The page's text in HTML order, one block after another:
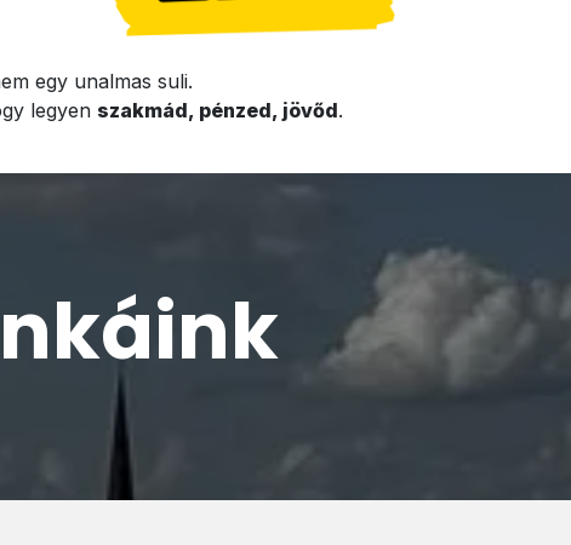
egy unalmas suli.
legyen szakmád, pénzed, jövőd.